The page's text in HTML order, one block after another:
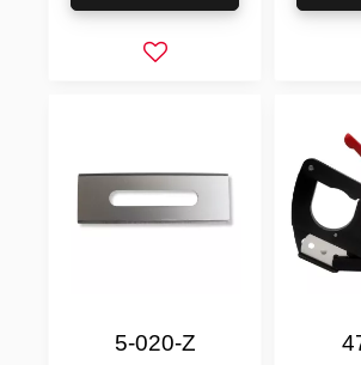
Lägg till i favoriter
5-020-Z